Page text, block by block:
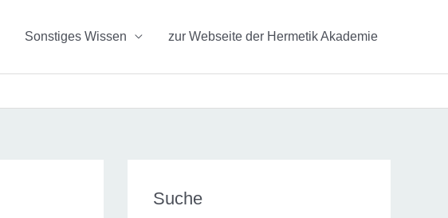
Sonstiges Wissen zur Webseite der Hermetik Akademie
Suche